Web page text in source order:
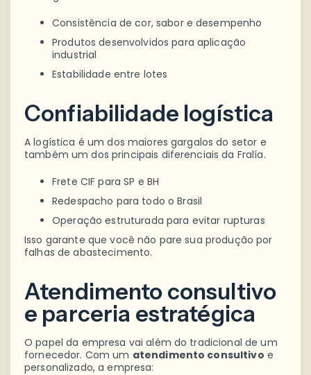
Consistência de cor, sabor e desempenho
Produtos desenvolvidos para aplicação
industrial
Estabilidade entre lotes
Confiabilidade logística
A logística é um dos maiores gargalos do setor e
também um dos principais diferenciais da Fralía.
Frete CIF para SP e BH
Redespacho para todo o Brasil
Operação estruturada para evitar rupturas
Isso garante que você não pare sua produção por
falhas de abastecimento.
Atendimento consultivo
e parceria estratégica
O papel da empresa vai além do tradicional de um
fornecedor. Com um atendimento consultivo e
personalizado, a empresa: